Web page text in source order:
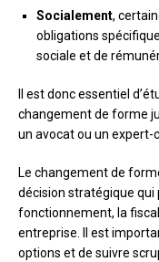
Socialement,
obligations
sociale et de
Il est donc essentiel
changement de forme
un avocat ou un expert-
Le changement de
décision stratégique qui
fonctionnement, la
entreprise. Il est
options et de suivre